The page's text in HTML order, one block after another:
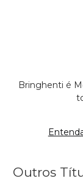
Bringhenti é
Outros